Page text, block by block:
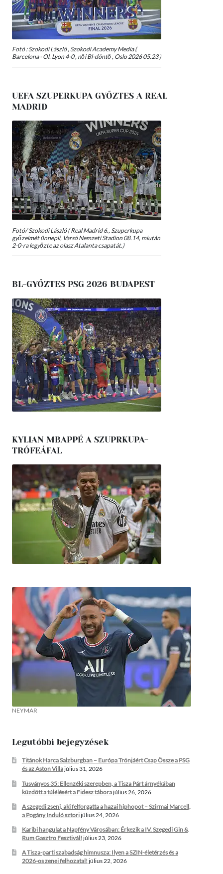
Fotó : Szokodi László , Szokodi Academy Media (
Barcelona - Ol. Lyon 4-0 , női Bl-döntő , Oslo 2026 05.23 )
UEFA SZUPERKUPA GYŐZTES A REAL
MADRID
Fotó/ Szokodi László ( Real Madrid 6., Szuperkupa
győzelmét ünnepli, Varsó Nemzeti Stadion 08.14, miután
2-0-ra legyőzte az olasz Atalanta csapatát.)
BL-GYŐZTES PSG 2026 BUDAPEST
KYLIAN MBAPPÉ A SZUPRKUPA-
TRÓFEÁFAL
NEYMAR
Legutóbbi bejegyzések
Titánok Harca Salzburgban – Európa Trónjáért Csap Össze a PSG
és az Aston Villajúlius 31, 2026
Tusványos 35: Ellenzéki szerepben, a Tisza Párt árnyékában
küzdött a túlélésért a Fidesz táborajúlius 26, 2026
A szegedi zseni, aki felforgatta a hazai hiphopot – Szirmai Marcell,
a Pogány Induló sztorijúlius 24, 2026
Karibi hangulat a Napfény Városában: Érkezik a IV. Szegedi Gin &
Rum Gasztro Fesztivál! július 23, 2026
A Tisza-parti szabadság himnusza: Ilyen a SZIN-életérzés és a
2026-os zenei felhozatal! július 22, 2026